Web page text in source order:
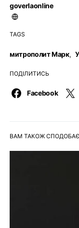
goverlaonline
TAGS
митрополит Марк,
ПОДІЛИТИСЬ
Facebook
ВАМ ТАКОЖ